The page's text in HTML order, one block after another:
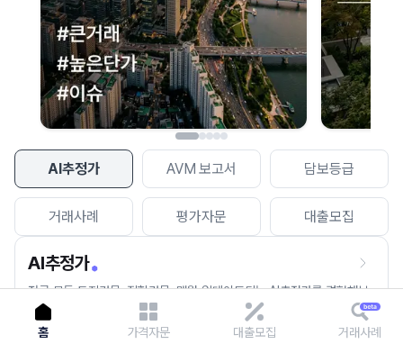
AI추정가 AVM 보고서 담보등급
거래사례 평가자문 대출모집
AI추정가
전국 모든 토지건물, 집합건물, 매월 업데이트되는 AI추정가를 경험해보
세요.
홈 가격자문 대출모집 거래사례